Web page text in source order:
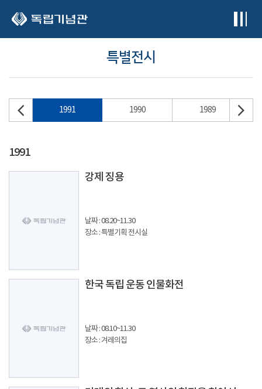
특별전시
1991 1990 1989
1991
강제 징용
날짜 : 08.20~11.30
장소 : 특별기획 전시실
한국 독립 운동 인물화전
날짜 : 08.10~11.30
장소 : 겨레의집